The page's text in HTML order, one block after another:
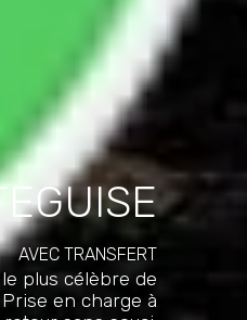
AVEC TRANSFERT
plus célèbre de
en charge à